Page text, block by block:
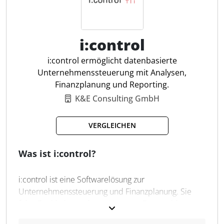
Identifikationsnummern, Journal Entry Tests und zur
Integration in Excel bleibt die
Benutzerfreundlichkeit erhalten, während komplexe
Analysen effizient durchgeführt werden können.
Direktzugriff auf Excel-Daten
Erkennen von Duplikaten
Ausnahmetests und Abweichungen
Fuzzy Matching-Technologie
Pivot-Tabellen erstellen
Automatisierte Protokollierung
Datenanalyse in Echtzeit
Muster- & Verteilungsanalysen
i:control
i:control ermöglicht datenbasierte
Unternehmenssteuerung mit Analysen,
Finanzplanung und Reporting.
K&E Consulting GmbH
VERGLEICHEN
Was ist i:control?
i:control ist eine Softwarelösung zur
Unternehmenssteuerung und Finanzplanung. Sie